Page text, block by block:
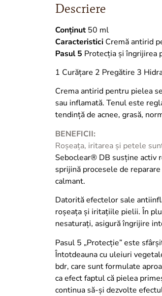
Descriere
Conținut50 ml
Caracteristici Cremă antirid
Pasul 5 Protecția și îngrijirea
1 Curățare 2 Pregătire 3
Crema antirid pentru pielea
sau inflamată. Tenul este
tendință de acnee, grasă,
BENEFICII:
Roșeața, iritarea și petele
Seboclear® DB susține activ
sprijină procesele de
calmant.
Datorită efectelor sale
roșeața și iritațiile pielii. În
nesaturați, asigură îngrijire
Pasul 5 „Protecție” este
Întotdeauna cu uleiuri
bdr, care sunt formulate
ca efect faptul că pielea
continua să-și dezvolte